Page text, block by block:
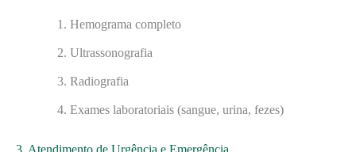
Hemograma completo
Ultrassonografia
Radiografia
Exames laboratoriais (sangue, urina, fezes)
3. Atendimento de Urgência e Emergência